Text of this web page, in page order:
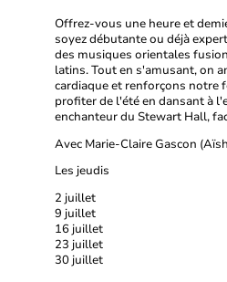
Offrez-vous une heure et
soyez débutante ou déjà
des musiques orientales
latins. Tout en s'amusant, on
cardiaque et renforçons notre
profiter de l'été en dansant à
enchanteur du Stewart Hall,
Avec Marie-Claire Gascon
Les jeudis
2 juillet
9 juillet
16 juillet
23 juillet
30 juillet